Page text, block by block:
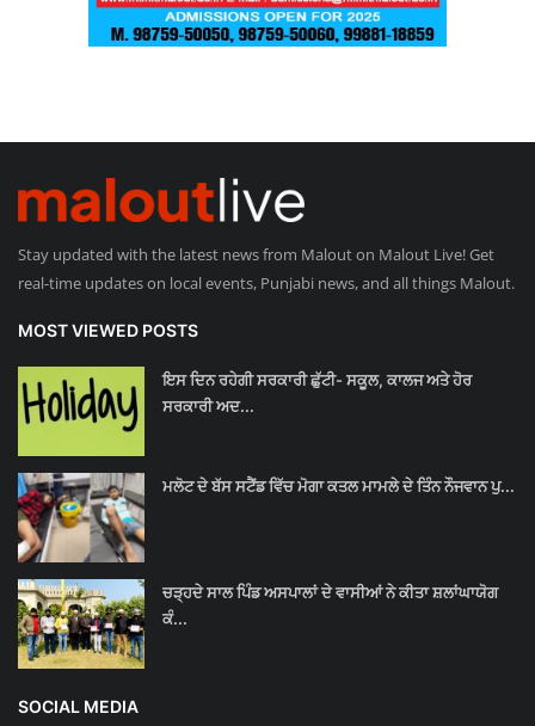
Stay updated with the latest news from Malout on Malout Live! Get
real-time updates on local events, Punjabi news, and all things Malout.
MOST VIEWED POSTS
ਇਸ ਦਿਨ ਰਹੇਗੀ ਸਰਕਾਰੀ ਛੁੱਟੀ- ਸਕੂਲ, ਕਾਲਜ ਅਤੇ ਹੋਰ
ਸਰਕਾਰੀ ਅਦ...
ਮਲੋਟ ਦੇ ਬੱਸ ਸਟੈਂਡ ਵਿੱਚ ਮੋਗਾ ਕਤਲ ਮਾਮਲੇ ਦੇ ਤਿੰਨ ਨੌਜਵਾਨ ਪੁ...
ਚੜ੍ਹਦੇ ਸਾਲ ਪਿੰਡ ਅਸਪਾਲਾਂ ਦੇ ਵਾਸੀਆਂ ਨੇ ਕੀਤਾ ਸ਼ਲਾਂਘਾਯੋਗ
ਕੰ...
SOCIAL MEDIA